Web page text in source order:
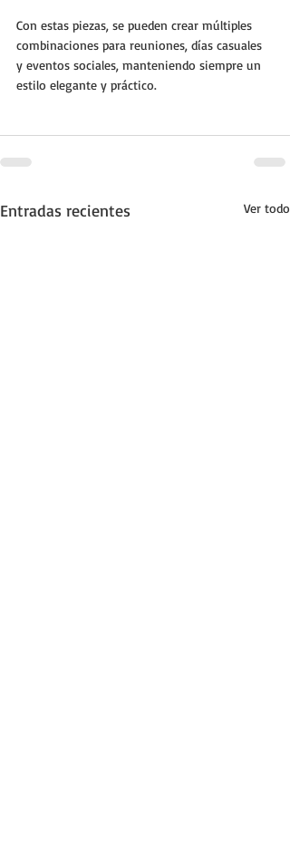
Con estas piezas, se pueden crear múltiples
combinaciones para reuniones, días casuales
y eventos sociales, manteniendo siempre un
estilo elegante y práctico.
Entradas recientes Ver todo